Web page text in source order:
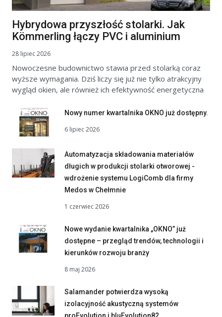
Hybrydowa przyszłość stolarki. Jak
Kömmerling łączy PVC i aluminium
28 lipiec 2026
Nowoczesne budownictwo stawia przed stolarką coraz
wyższe wymagania. Dziś liczy się już nie tylko atrakcyjny
wygląd okien, ale również ich efektywność energetyczna
Nowy numer kwartalnika OKNO już dostępny.
6 lipiec 2026
Automatyzacja składowania materiałów
długich w produkcji stolarki otworowej -
wdrożenie systemu LogiComb dla firmy
Medos w Chełmnie
1 czerwiec 2026
Nowe wydanie kwartalnika „OKNO” już
dostępne – przegląd trendów, technologii i
kierunków rozwoju branży
8 maj 2026
Salamander potwierdza wysoką
izolacyjność akustyczną systemów